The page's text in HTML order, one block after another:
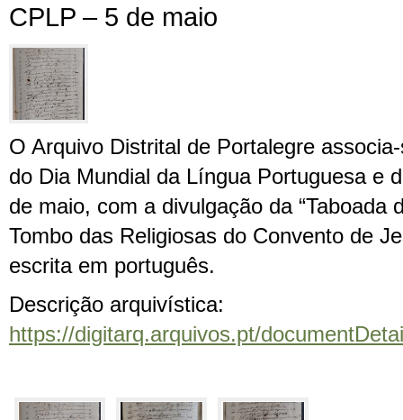
CPLP – 5 de maio
O Arquivo Distrital de Portalegre
do Dia Mundial da Língua Portuguesa e
de maio, com a divulgação da “Taboada
Tombo das Religiosas do Convento de
escrita em português.
Descrição arquivística:
https://digitarq.arquivos.pt/